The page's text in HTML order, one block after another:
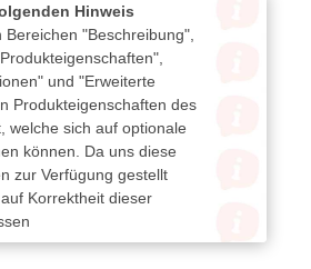
Hinweis
"Beschreibung",
und "Erweiterte
Produkteigenschaften des
welche sich auf optionale
können. Da uns diese
zur Verfügung gestellt
Korrektheit dieser